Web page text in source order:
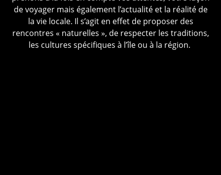
de voyager mais également l’actualité et la réalité de
la vie locale. Il s’agit en effet de proposer des
rencontres « naturelles », de respecter les traditions,
les cultures spécifiques à l’île ou à la région.